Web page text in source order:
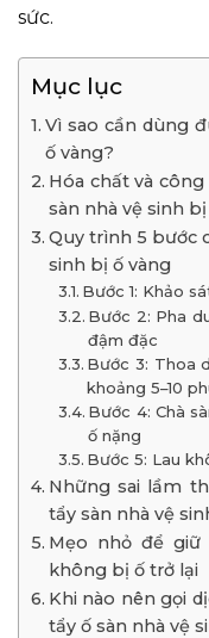
sức.
Mục lục
Vì sao cần dùng
ố vàng?
Hóa chất và
sàn nhà vệ sinh
Quy trình 5 bước
sinh bị ố vàng
Bước 1: Khảo
Bước 2: Pha
đậm đặc
Bước 3: Thoa
khoảng 5–10
Bước 4: Chà
ố nặng
Bước 5: Lau
Những sai lầm
tẩy sàn nhà vệ
Mẹo nhỏ để giữ
không bị ố trở lại
Khi nào nên gọi
tẩy ố sàn nhà vệ